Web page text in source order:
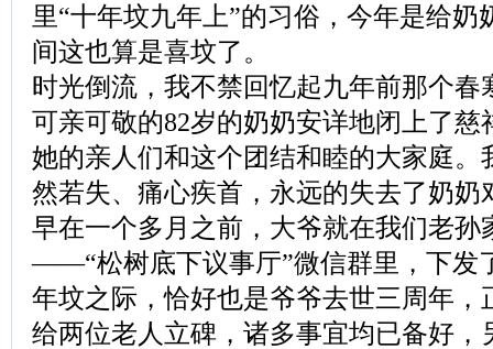
里“十年坟九年上”的习俗，今年是给奶
间这也算是喜坟了。
时光倒流，我不禁回忆起九年前那个春
可亲可敬的82岁的奶奶安详地闭上了
她的亲人们和这个团结和睦的大家庭。
然若失、痛心疾首，永远的失去了奶奶
早在一个多月之前，大爷就在我们老孙
——“松树底下议事厅”微信群里，下发
年坟之际，恰好也是爷爷去世三周年，
给两位老人立碑，诸多事宜均已备好，